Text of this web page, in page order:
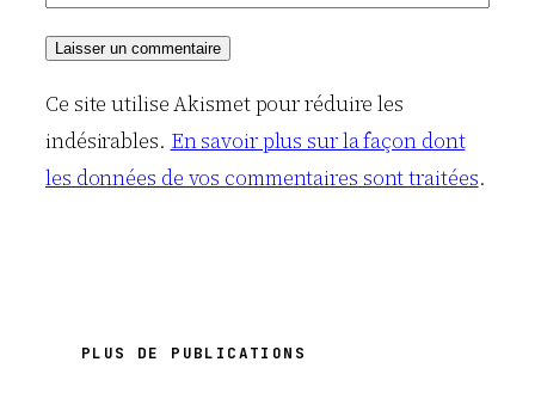
Ce site utilise Akismet pour réduire les
indésirables. En savoir plus sur la façon dont
les données de vos commentaires sont traitées.
PLUS DE PUBLICATIONS